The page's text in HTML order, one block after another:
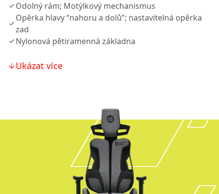
Odolný rám; Motýlkový mechanismus
Opěrka hlavy “nahoru a dolů”; nastavitelná opěrka
zad
Nylonová pětiramenná základna
Ukázat více